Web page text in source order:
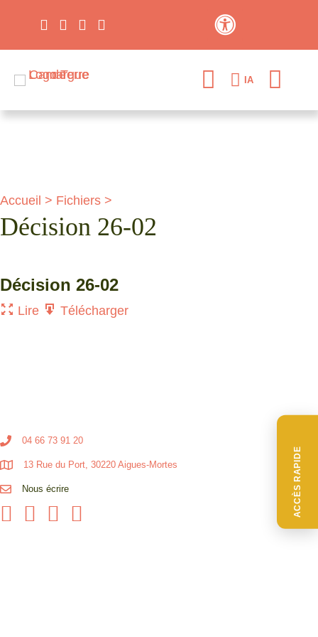
ACCÈS RAPIDE
IA
Accueil > Fichiers >
Décision 26-02
Décision 26-02
Lire Télécharger
04 66 73 91 20
13 Rue du Port, 30220 Aigues-Mortes
Nous écrire